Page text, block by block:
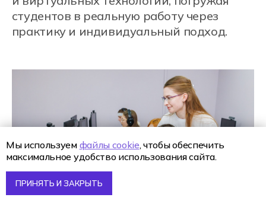
Мы используем файлы cookie, чтобы обеспечить
максимальное удобство использования сайта.
ПРИНЯТЬ И ЗАКРЫТЬ